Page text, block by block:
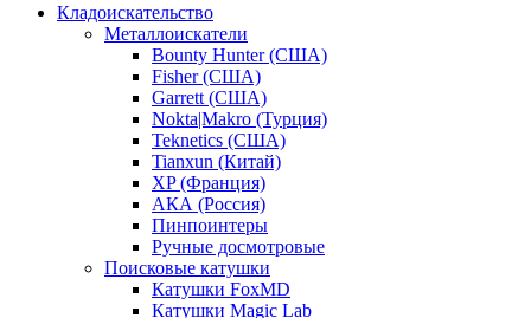
Кладоискательство
Металлоискатели
Bounty Hunter (США)
Fisher (США)
Garrett (США)
Nokta|Makro (Турция)
Teknetics (США)
Tianxun (Китай)
XP (Франция)
АКА (Россия)
Пинпоинтеры
Ручные досмотровые
Поисковые катушки
Катушки FoxMD
Катушки Magic Lab